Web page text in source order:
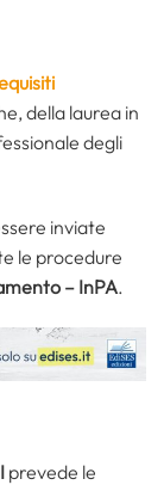
della laurea in
degli
inviate
le procedure
– InPA.
prevede le